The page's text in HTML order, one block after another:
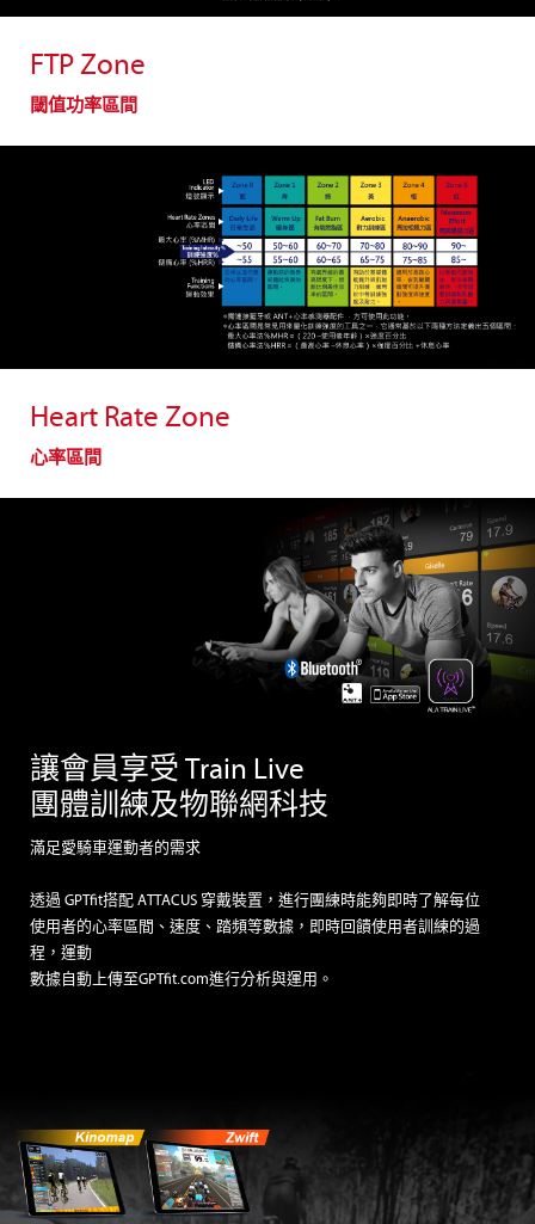
FTP Zone
閾值功率區間
Heart Rate Zone
心率區間
讓會員享受 Train Live
團體訓練及物聯網科技
滿足愛騎車運動者的需求
透過 GPTfit搭配 ATTACUS 穿戴裝置，進行團練時能夠即時了解每位
使用者的心率區間、速度、踏頻等數據，即時回饋使用者訓練的過
程，運動
數據自動上傳至GPTfit.com進行分析與運用。